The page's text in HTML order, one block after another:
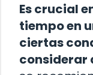
Es crucial
tiempo en
ciertas
considerar